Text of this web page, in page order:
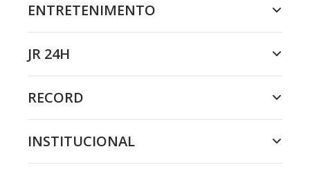
ENTRETENIMENTO
JR 24H
RECORD
INSTITUCIONAL